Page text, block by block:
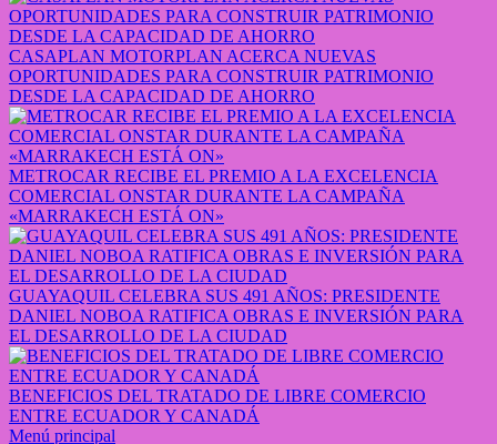
CASAPLAN MOTORPLAN ACERCA NUEVAS
OPORTUNIDADES PARA CONSTRUIR PATRIMONIO
DESDE LA CAPACIDAD DE AHORRO
METROCAR RECIBE EL PREMIO A LA EXCELENCIA
COMERCIAL ONSTAR DURANTE LA CAMPAÑA
«MARRAKECH ESTÁ ON»
GUAYAQUIL CELEBRA SUS 491 AÑOS: PRESIDENTE
DANIEL NOBOA RATIFICA OBRAS E INVERSIÓN PARA
EL DESARROLLO DE LA CIUDAD
BENEFICIOS DEL TRATADO DE LIBRE COMERCIO
ENTRE ECUADOR Y CANADÁ
Menú principal